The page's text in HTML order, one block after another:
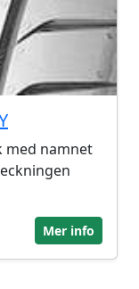
med namnet
Mer info